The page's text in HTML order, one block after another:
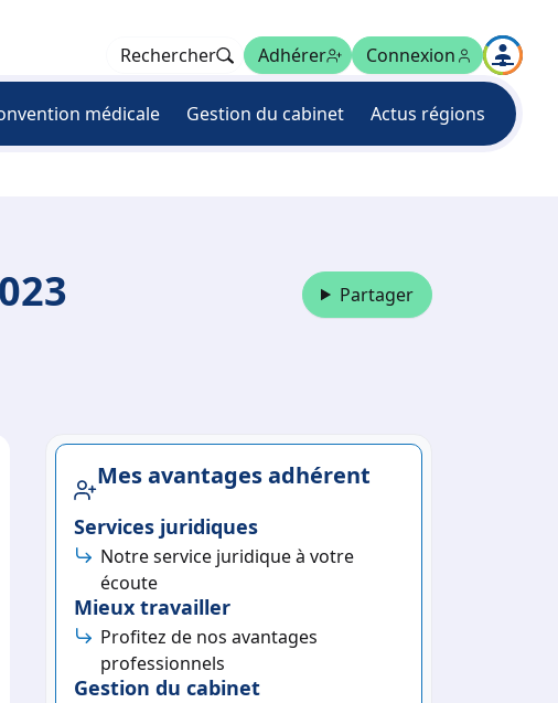
médicale Gestion du cabinet Actus régions
Rechercher Adhérer Connexion
Partager
Mes avantages adhérent
Services juridiques
Notre service juridique à votre
écoute
Mieux travailler
Profitez de nos avantages
professionnels
Gestion du cabinet